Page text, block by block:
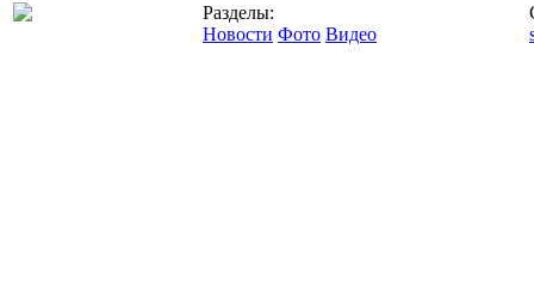
Разделы:
Новости Фото Видео